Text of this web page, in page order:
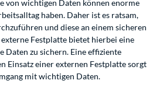
von wichtigen Daten können enorme
haben. Daher ist es ratsam,
und diese an einem sicheren
Festplatte bietet hierbei eine
Daten zu sichern. Eine effiziente
Einsatz einerexternen Festplatte sorgt
mit wichtigen Daten.